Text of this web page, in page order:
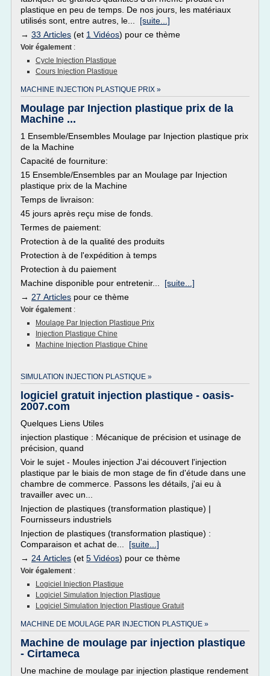
plastique en peu de temps. De nos jours, les matériaux
utilisés sont, entre autres, le... [suite...]
→ 33 Articles (et 1 Vidéos) pour ce thème
Voir également :
Cycle Injection Plastique
Cours Injection Plastique
MACHINE INJECTION PLASTIQUE PRIX »
Moulage par Injection plastique prix de la
Machine ...
1 Ensemble/Ensembles Moulage par Injection plastique prix
de la Machine
Capacité de fourniture:
15 Ensemble/Ensembles par an Moulage par Injection
plastique prix de la Machine
Temps de livraison:
45 jours après reçu mise de fonds.
Termes de paiement:
Protection à de la qualité des produits
Protection à de l'expédition à temps
Protection à du paiement
Machine disponible pour entretenir... [suite...]
→ 27 Articles pour ce thème
Voir également :
Moulage Par Injection Plastique Prix
Injection Plastique Chine
Machine Injection Plastique Chine
SIMULATION INJECTION PLASTIQUE »
logiciel gratuit injection plastique - oasis-
2007.com
Quelques Liens Utiles
injection plastique : Mécanique de précision et usinage de
précision, quand
Voir le sujet - Moules injection J'ai découvert l'injection
plastique par le biais de mon stage de fin d'étude dans une
chambre de commerce. Passons les détails, j'ai eu à
travailler avec un...
Injection de plastiques (transformation plastique) |
Fournisseurs industriels
Injection de plastiques (transformation plastique) :
Comparaison et achat de... [suite...]
→ 24 Articles (et 5 Vidéos) pour ce thème
Voir également :
Logiciel Injection Plastique
Logiciel Simulation Injection Plastique
Logiciel Simulation Injection Plastique Gratuit
MACHINE DE MOULAGE PAR INJECTION PLASTIQUE »
Machine de moulage par injection plastique
- Cirtameca
Une machine de moulage par injection plastique rendement